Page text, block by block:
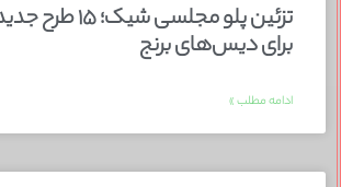
تزئین پلو مجلسی
برای دیس‌های برنج
ادامه مطلب »